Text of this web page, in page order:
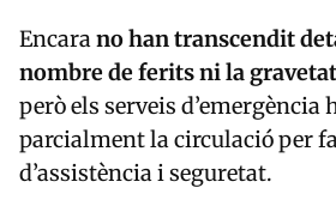
Encarano han transcendit
nombre de ferits ni la gravetat
però els serveis d’emergència
parcialment la circulació per
d’assistència i seguretat.